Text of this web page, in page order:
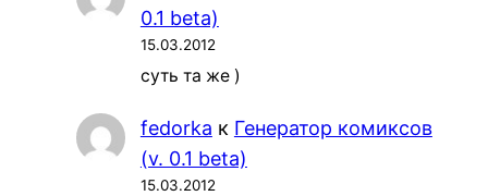
0.1 beta)
15.03.2012
суть та же )
fedorka к Генератор комиксов
(v. 0.1 beta)
15.03.2012